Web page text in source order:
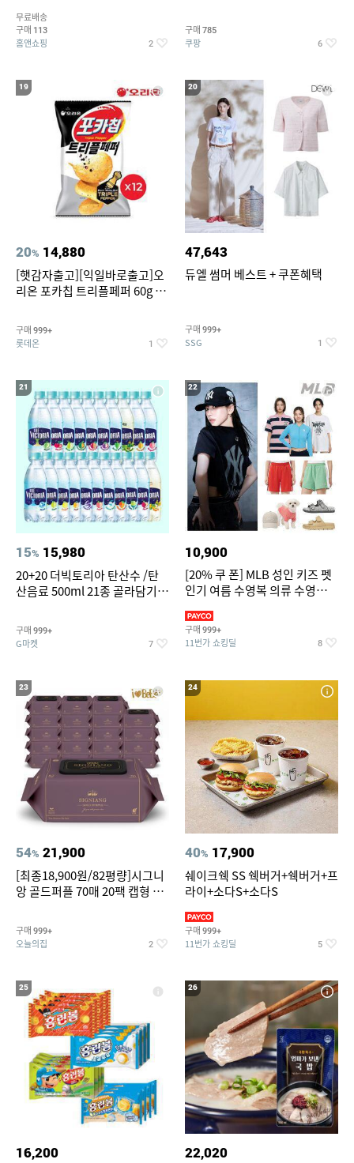
무료배송
구매 113
홈앤쇼핑 2
구매 785
쿠팡 6
19
20% 14,880
[햇감자출고][익일바로출고]오
리온 포카칩 트리플페퍼 60g 12
구매 999+
롯데온 1
20
47,643
듀엘 썸머 베스트 + 쿠폰혜택
구매 999+
SSG 1
21
15% 15,980
20+20 더빅토리아 탄산수 /탄
산음료 500ml 21종 골라담기
구매 999+
G마켓 7
22
10,900
[20% 쿠 폰] MLB 성인 키즈 펫
인기 여름 수영복 의류 수영복
구매 999+
11번가 쇼킹딜 8
23
54% 21,900
[최종18,900원/82평량]시그니
앙 골드퍼플 70매 20팩 캡형 아
구매 999+
오늘의집 2
24
40% 17,900
쉐이크쉑 SS 쉑버거+쉑버거+프
라이+소다S+소다S
구매 999+
11번가 쇼킹딜 5
25
16,200
26
22,020